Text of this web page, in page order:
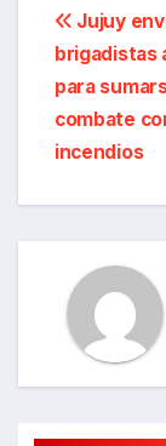
de
Jujuy
brigadistas
para
combate
incendios